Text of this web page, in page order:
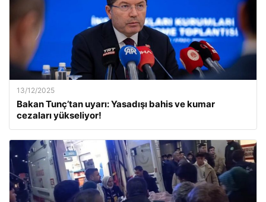
13/12/2025
Bakan Tunç’tan uyarı: Yasadışı bahis ve kumar
cezaları yükseliyor!